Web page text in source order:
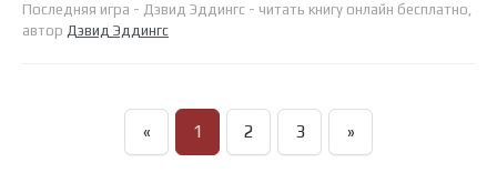
Последняя игра - Дэвид Эддингс - читать книгу онлайн бесплатно,
автор Дэвид Эддингс
« 1 2 3 »